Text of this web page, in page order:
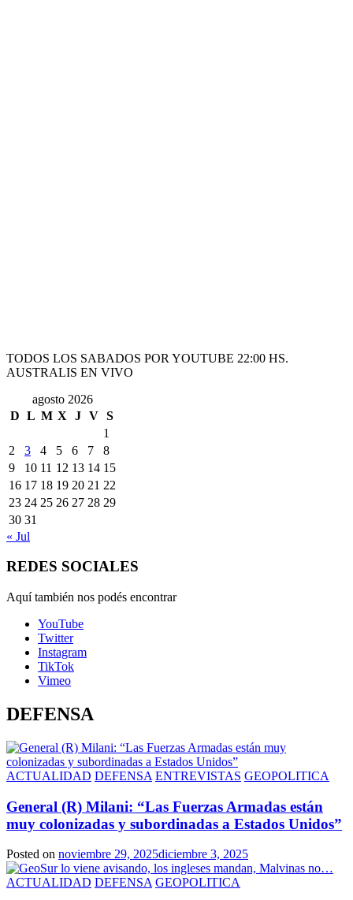
TODOS LOS SABADOS POR YOUTUBE 22:00 HS.
AUSTRALIS EN VIVO
agosto 2026
D L M X J V S
1
2
3 4 5 6 7
8
9
10 11 12 13 14 15
16 17 18 19 20 21 22
23 24 25 26 27 28 29
30 31
« Jul
REDES SOCIALES
Aquí también nos podés encontrar
YouTube
Twitter
Instagram
TikTok
Vimeo
DEFENSA
ACTUALIDAD DEFENSA ENTREVISTAS GEOPOLITICA
General (R) Milani: “Las Fuerzas Armadas están
muy colonizadas y subordinadas a Estados Unidos”
Posted on noviembre 29, 2025diciembre 3, 2025
ACTUALIDAD DEFENSA GEOPOLITICA